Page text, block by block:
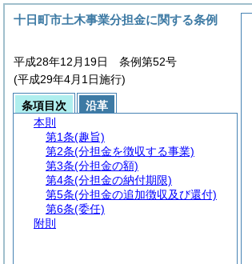
十日町市土木事業分担金に関する条例
平成28年12月19日 条例第52号
(平成29年4月1日施行)
条項目次
沿革
本則
第1条(趣旨)
第2条(分担金を徴収する事業)
第3条(分担金の額)
第4条(分担金の納付期限)
第5条(分担金の追加徴収及び還付)
第6条(委任)
附則